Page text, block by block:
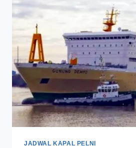
JADWAL KAPAL PELNI